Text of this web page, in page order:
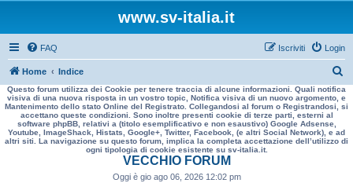
www.sv-italia.it
FAQ Login
Iscriviti
Home Indice
e
r
a
Questo forum utilizza dei Cookie per tenere traccia di alcune informazioni. Quali notifica
visiva di una nuova risposta in un vostro topic, Notifica visiva di un nuovo argomento, e
Mantenimento dello stato Online del Registrato. Collegandosi al forum o Registrandosi, si
accettano queste condizioni. Sono inoltre presenti cookie di terze parti, esterni al
software phpBB, relativi a (titolo esemplificativo e non esaustivo) Google Adsense,
Youtube, ImageShack, Histats, Google+, Twitter, Facebook, (e altri Social Network), e ad
altri siti. La navigazione su questo forum, implica la completa accettazione dell’utilizzo di
ogni tipologia di cookie esistente su sv-italia.it.
VECCHIO FORUM
Oggi è gio ago 06, 2026 12:02 pm